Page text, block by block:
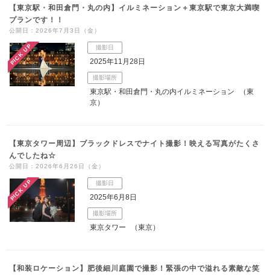
歴史的建造物での撮影
動画の作成
人気スポットでの撮影
【東京駅・和田倉門・丸の内】イルミネーション＋東京駅で東京大満喫
プランです！！
公開日：2026年7月3日（金）
PICK UP 撮影日
2025年11月28日
撮影場所
東京駅・和田倉門・丸の内イルミネーション
（東
京）
【東京タワー周辺】ブラックドレスでナイト撮影！映える写真がたくさ
んでしたね☆
公開日：2026年6月26日（金）
PICK UP 撮影日
2025年6月8日
撮影場所
東京タワー （東京）
【和装ロケーション】肥後細川庭園で撮影！緊張の中で溢れる素敵な笑